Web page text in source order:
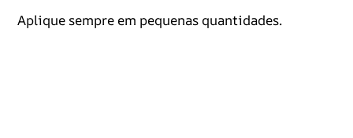
Aplique sempre em pequenas quantidades.